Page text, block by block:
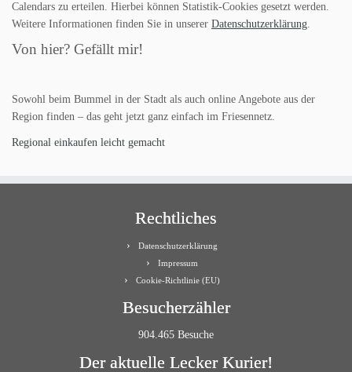
Calendars zu erteilen. Hierbei können Statistik-Cookies gesetzt werden.
Weitere Informationen finden Sie in unserer Datenschutzerklärung.
Von hier? Gefällt mir!
Sowohl beim Bummel in der Stadt als auch online Angebote aus der
Region finden – das geht jetzt ganz einfach im Friesennetz.
Regional einkaufen leicht gemacht
Rechtliches
Datenschutzerklärung
Impressum
Cookie-Richtlinie (EU)
Besucherzähler
904.465 Besuche
Der aktuelle Lecker Kurier!